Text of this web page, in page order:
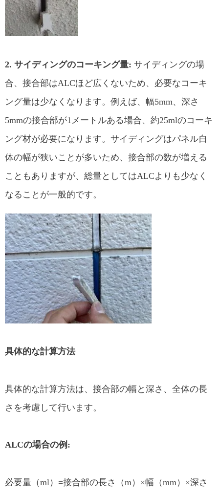
2. サイディングのコーキング量: サイディングの場
合、接合部はALCほど広くないため、必要なコーキ
ング量は少なくなります。例えば、幅5mm、深さ
5mmの接合部が1メートルある場合、約25mlのコーキ
ング材が必要になります。サイディングはパネル自
体の幅が狭いことが多いため、接合部の数が増える
こともありますが、総量としてはALCよりも少なく
なることが一般的です。
具体的な計算方法
具体的な計算方法は、接合部の幅と深さ、全体の長
さを考慮して行います。
ALCの場合の例:
必要量（ml）=接合部の長さ（m）×幅（mm）×深さ